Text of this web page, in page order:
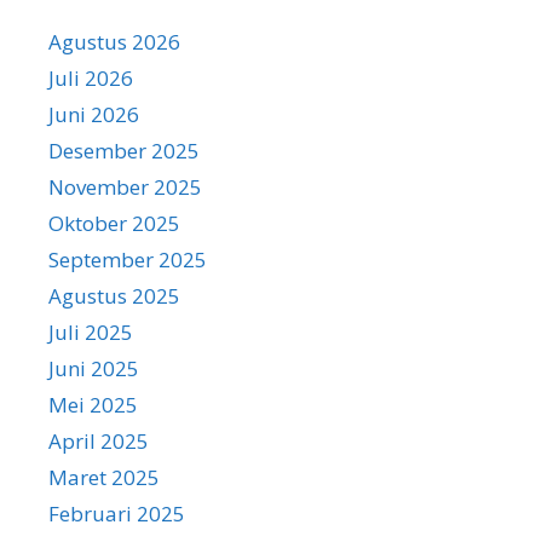
Agustus 2026
Juli 2026
Juni 2026
Desember 2025
November 2025
Oktober 2025
September 2025
Agustus 2025
Juli 2025
Juni 2025
Mei 2025
April 2025
Maret 2025
Februari 2025